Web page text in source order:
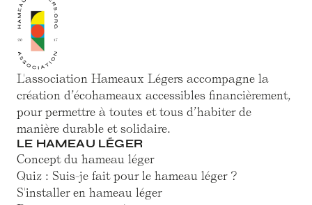
L'association Hameaux Légers accompagne la
création d’écohameaux accessibles financièrement,
pour permettre à toutes et tous d’habiter de
manière durable et solidaire.
LE HAMEAU LÉGER
Concept du hameau léger
Quiz : Suis-je fait pour le hameau léger ?
S'installer en hameau léger